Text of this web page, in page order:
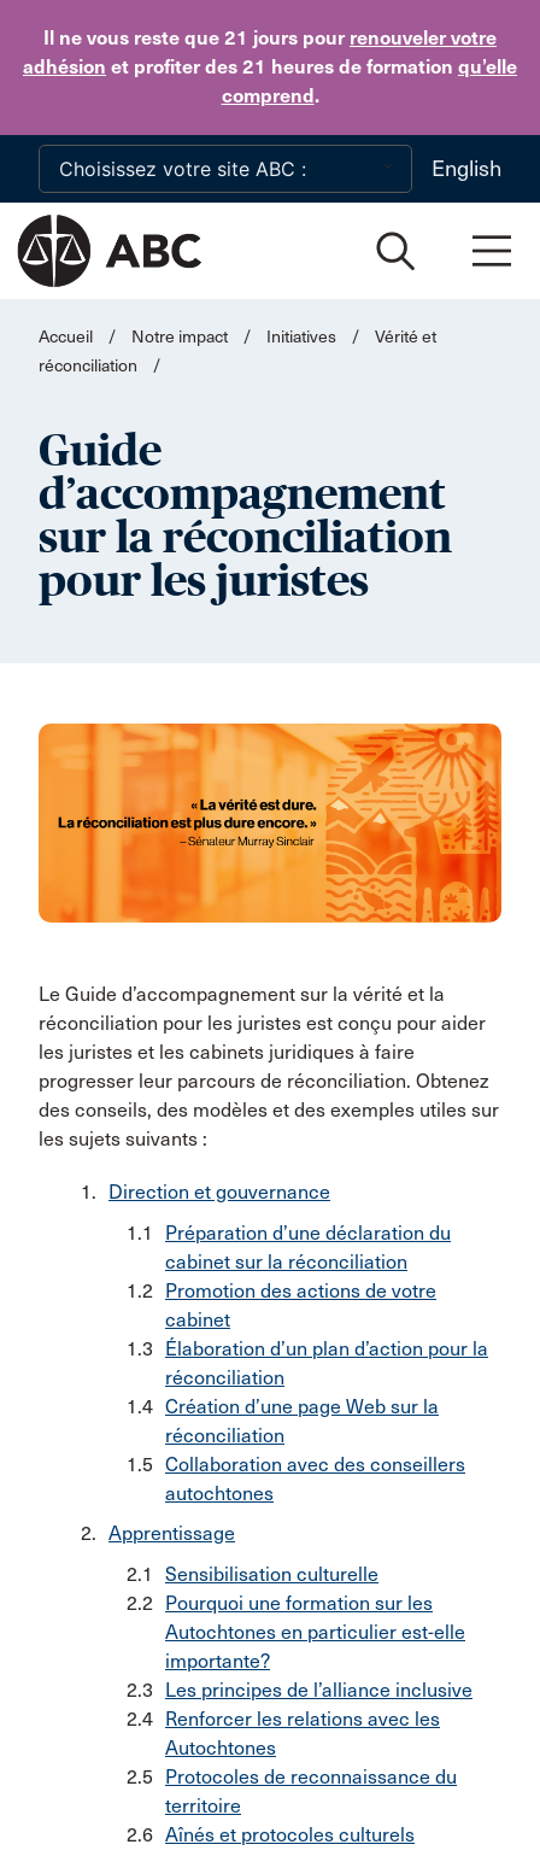
Il ne vous reste que 21 jours pour renouveler votre
adhésion et profiter des 21 heures de formation qu’elle
comprend.
Skip to main content
English
Accueil / Notre impact / Initiatives /
Vérité et
réconciliation
/
Guide
d’accompagnement
sur la réconciliation
pour les juristes
Le Guide d’accompagnement sur la vérité et la
réconciliation pour les juristes est conçu pour aider
les juristes et les cabinets juridiques à faire
progresser leur parcours de réconciliation. Obtenez
des conseils, des modèles et des exemples utiles sur
les sujets suivants :
Direction et gouvernance
Préparation d’une déclaration du
cabinet sur la réconciliation
Promotion des actions de votre
cabinet
Élaboration d’un plan d’action pour la
réconciliation
Création d’une page Web sur la
réconciliation
Collaboration avec des conseillers
autochtones
Apprentissage
Sensibilisation culturelle
Pourquoi une formation sur les
Autochtones en particulier est-elle
importante?
Les principes de l’alliance inclusive
Renforcer les relations avec les
Autochtones
Protocoles de reconnaissance du
territoire
Aînés et protocoles culturels